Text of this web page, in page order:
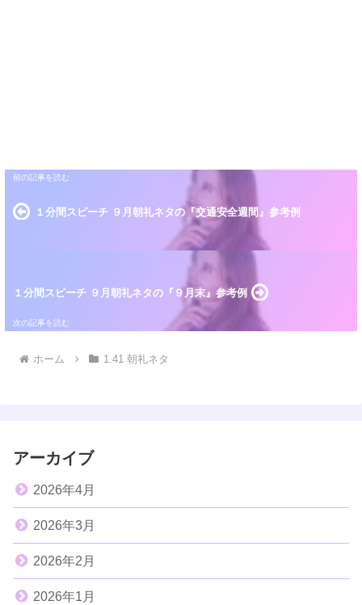
１分間スピーチ ９月朝礼ネタの『交通安全週間』参考例
１分間スピーチ ９月朝礼ネタの『９月末』参考例
ホーム 1.41 朝礼ネタ
アーカイブ
2026年4月
2026年3月
2026年2月
2026年1月